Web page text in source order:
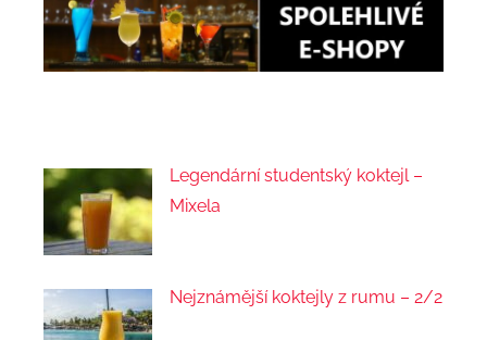
Legendární studentský koktejl –
Mixela
Nejznámější koktejly z rumu – 2/2